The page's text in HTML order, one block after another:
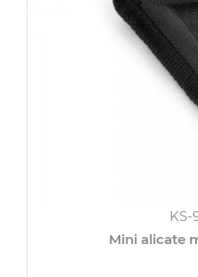
KS-
Mini alicate